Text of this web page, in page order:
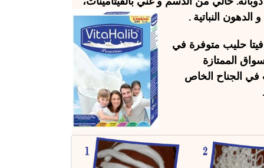
الدهون النباتية .
حليب متوفرة في
الممتازة
في الجناح الخاص